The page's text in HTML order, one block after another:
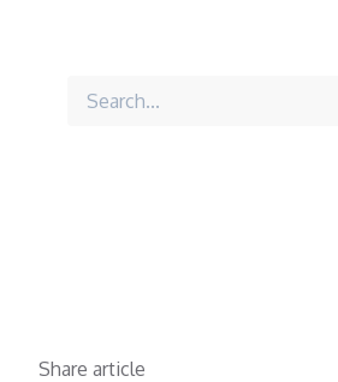
Share article